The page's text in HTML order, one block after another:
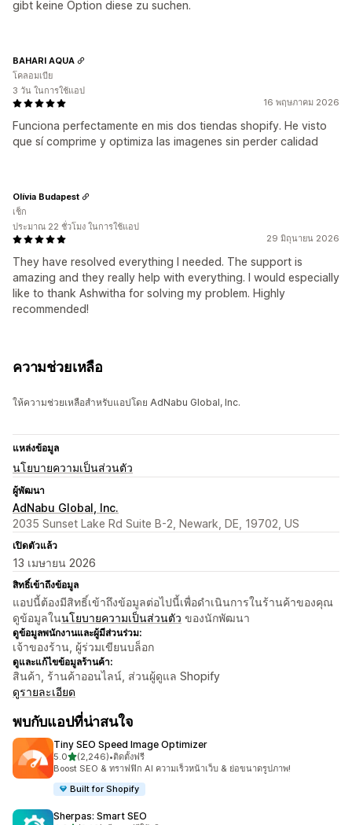
gibt keine Option diese zu suchen.
16 พฤษภาคม 2026
Funciona perfectamente en mis dos tiendas shopify. He visto
que sí comprime y optimiza las imagenes sin perder calidad
BAHARI AQUA
โคลอมเบีย
3 วัน ในการใช้แอป
29 มิถุนายน 2026
They have resolved everything I needed. The support is
amazing and they really help with everything. I would especially
like to thank Ashwitha for solving my problem. Highly
recommended!
Olívia Budapest
เช็ก
ประมาณ 22 ชั่วโมง ในการใช้แอป
ความช่วยเหลือ
ให้ความช่วยเหลือสำหรับแอปโดย AdNabu Global, Inc.
แหล่งข้อมูล
นโยบายความเป็นส่วนตัว
ผู้พัฒนา
AdNabu Global, Inc.
2035 Sunset Lake Rd Suite B-2, Newark, DE, 19702, US
เปิดตัวแล้ว
13 เมษายน 2026
สิทธิ์เข้าถึงข้อมูล
แอปนี้ต้องมีสิทธิ์เข้าถึงข้อมูลต่อไปนี้เพื่อดำเนินการในร้านค้าของคุณ
ดูข้อมูลในนโยบายความเป็นส่วนตัว ของนักพัฒนา
ดูข้อมูลพนักงานและผู้มีส่วนร่วม:
เจ้าของร้าน, ผู้ร่วมเขียนบล็อก
ดูและแก้ไขข้อมูลร้านค้า:
สินค้า, ร้านค้าออนไลน์, ส่วนผู้ดูแล Shopify
ดูรายละเอียด
พบกับแอปที่น่าสนใจ
Tiny SEO Speed Image Optimizer
5.0เต็ม 5 ดาว
(2,246)
ทั้งหมด 2246 รีวิว
•ติดตั้งฟรี
Boost SEO & ทราฟฟิก AI ความเร็วหน้าเว็บ & ย่อขนาดรูปภาพ!
Built for Shopify
Sherpas: Smart SEO